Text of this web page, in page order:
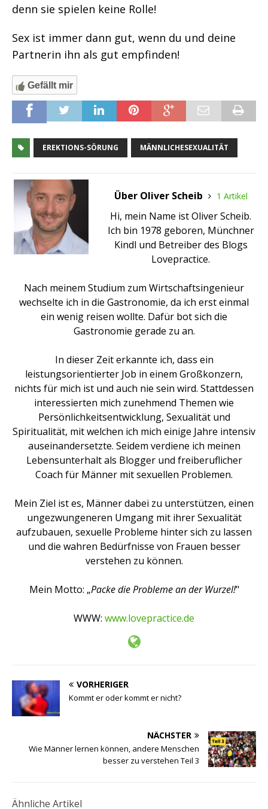
denn sie spielen keine Rolle!
Sex ist immer dann gut, wenn du und deine
Partnerin ihn als gut empfinden!
Gefällt mir
EREKTIONS-SÖRUNG MÄNNLICHESEXUALITÄT
Über Oliver Scheib 1 Artikel
Hi, mein Name ist Oliver Scheib.
Ich bin 1978 geboren, Münchner
Kindl und Betreiber des Blogs
Lovepractice.
Nach meinem Studium zum Wirtschaftsingenieur
wechselte ich in die Gastronomie, da ich erst einmal
ein wenig reisen wollte. Dafür bot sich die
Gastronomie gerade zu an.
In dieser Zeit erkannte ich, dass ein
leistungsorientierter Job in einem Großkonzern,
nichts für mich ist und auch nie sein wird. Stattdessen
interessierten mich zunehmend Themen wie
Persönlichkeitsentwicklung, Sexualität und
Spiritualität, mit welchen ich mich einige Jahre intensiv
auseinandersetzte. Seidem verdiene ich meinen
Lebensunterhalt als Blogger und freiberuflicher
Coach für Männer mit sexuellen Problemen.
Mein Ziel ist es, Männer dabei zu unterstützen, einen
ungezwungeneren Umgang mit ihrer Sexualität
aufzubauen, sexuelle Probleme hinter sich zu lassen
und die wahren Bedürfnisse von Frauen besser
verstehen zu können.
Mein Motto: „Packe die Probleme an der Wurzel!"
WWW: www.lovepractice.de
VORHERIGER
Kommt er oder kommt er nicht?
NÄCHSTER
Wie Männer lernen können, andere Menschen
besser zu verstehen Teil 3
Ähnliche Artikel